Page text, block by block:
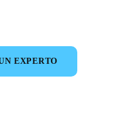
EXPERTO